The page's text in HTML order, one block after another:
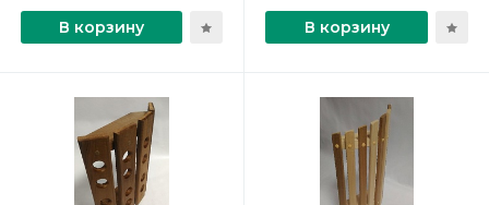
В корзину В корзину